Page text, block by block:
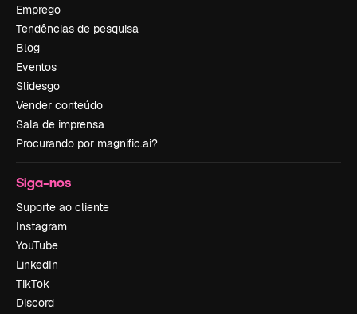
Emprego
Tendências de pesquisa
Blog
Eventos
Slidesgo
Vender conteúdo
Sala de imprensa
Procurando por magnific.ai?
Siga-nos
Suporte ao cliente
Instagram
YouTube
LinkedIn
TikTok
Discord